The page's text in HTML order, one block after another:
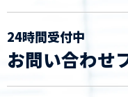
24時間受付中
お問い合わせ